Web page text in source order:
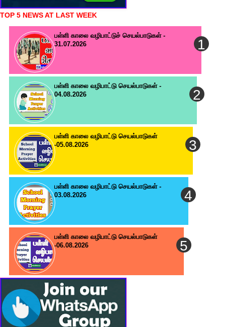
TOP 5 NEWS AT LAST WEEK
பள்ளி காலை வழிபாட்டுச் செயல்பாடுகள் -
31.07.2026
பள்ளி காலை வழிபாட்டு செயல்பாடுகள் -
04.08.2026
பள்ளி காலை வழிபாட்டு செயல்பாடுகள்
-05.08.2026
பள்ளி காலை வழிபாட்டு செயல்பாடுகள் -
03.08.2026
பள்ளி காலை வழிபாட்டு செயல்பாடுகள்
-06.08.2026